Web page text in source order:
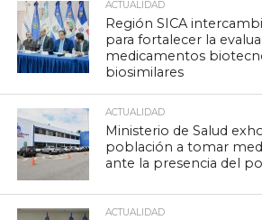
ACTUALIDAD
Región SICA
para fortalecer la
medicamentos
biosimilares
ACTUALIDAD
Ministerio de Salud
población a tomar
ante la presencia del
ACTUALIDAD